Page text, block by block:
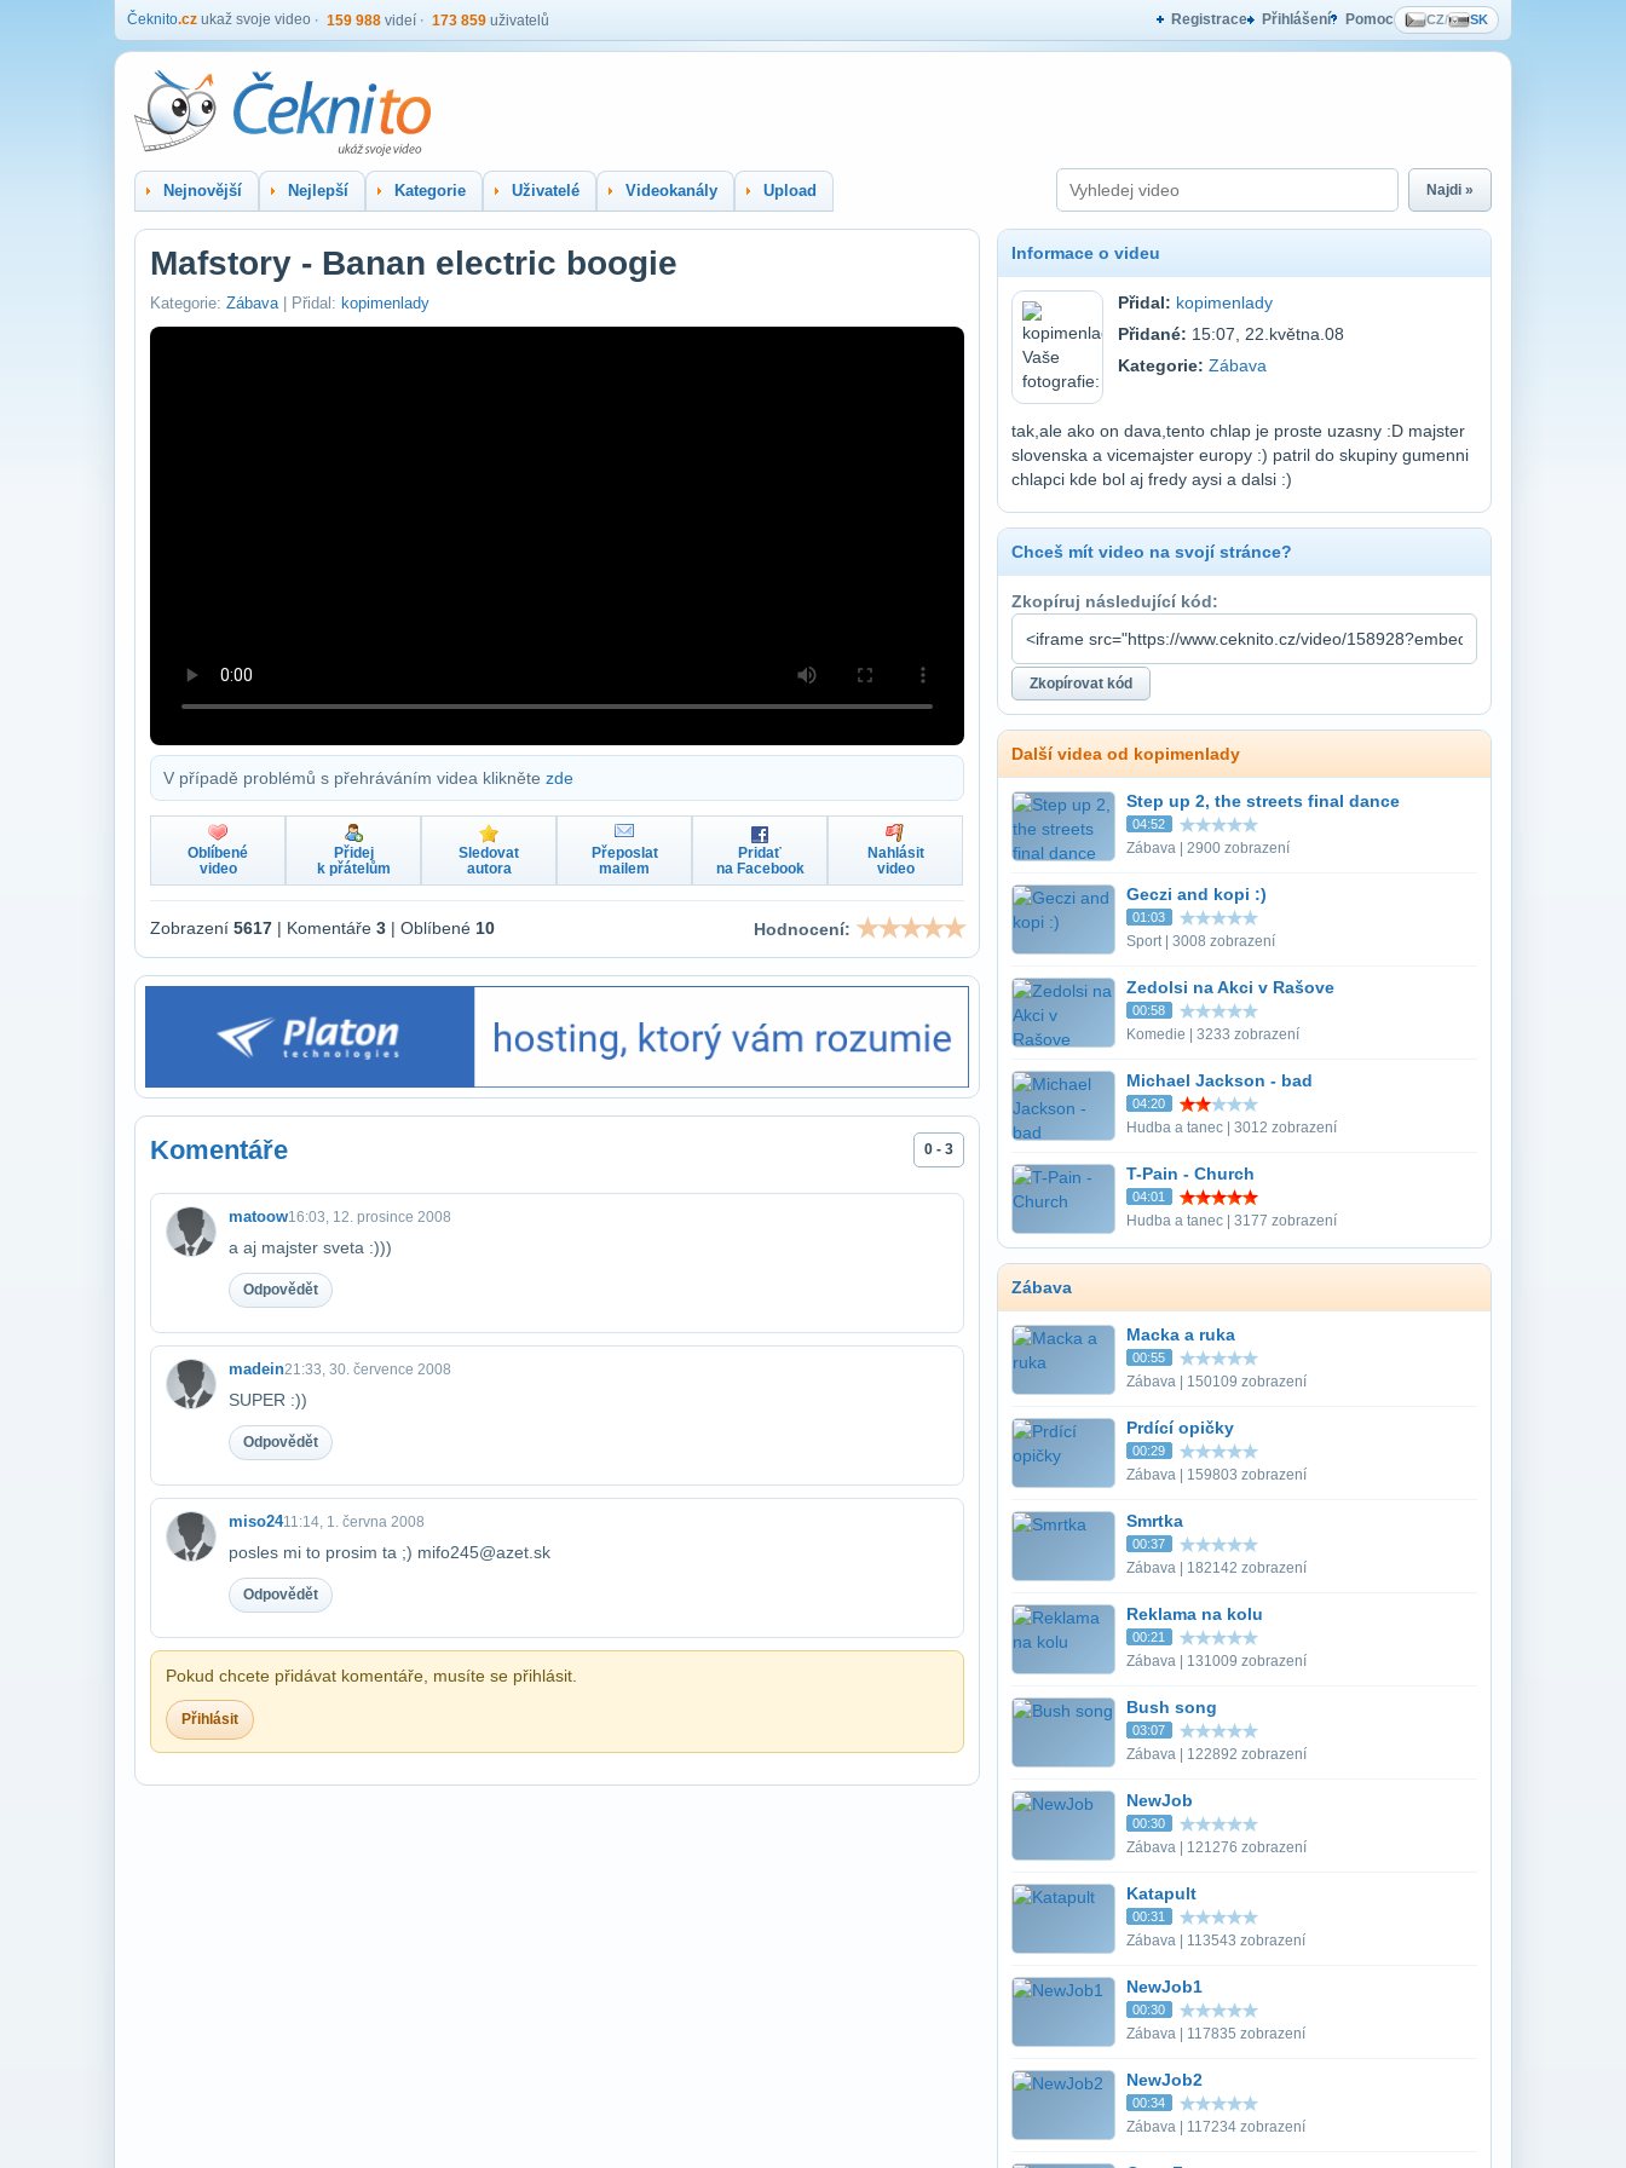
Čeknito.cz ukaž svoje video 159 988 videí 173 859 uživatelů Registrace Přihlášení Pomoc CZ/ SK
Nejnovější Nejlepší Kategorie Uživatelé Videokanály Upload Najdi »
Mafstory - Banan electric boogie
Kategorie: Zábava| Přidal: kopimenlady
V případě problémů s přehráváním videa klikněte zde
Oblíbené
video
Přidej
k přátelům
Sledovat
autora
Přeposlat
mailem
Pridať
na Facebook
Nahlásit
video
Zobrazení 5617 | Komentáře 3 | Oblíbené 10 Hodnocení:
Komentáře 0 - 3
matoow16:03, 12. prosince 2008
a aj majster sveta :)))
Odpovědět
madein21:33, 30. července 2008
SUPER :))
Odpovědět
miso2411:14, 1. června 2008
posles mi to prosim ta ;) mifo245@azet.sk
Odpovědět
Pokud chcete přidávat komentáře, musíte se přihlásit.
Přihlásit
Informace o videu
Přidal: kopimenlady
Přidané: 15:07, 22.května.08
Kategorie: Zábava
tak,ale ako on dava,tento chlap je proste uzasny :D majster
slovenska a vicemajster europy :) patril do skupiny gumenni
chlapci kde bol aj fredy aysi a dalsi :)
Chceš mít video na svojí stránce?
Zkopíruj následující kód:
Další videa od kopimenlady
Step up 2, the streets final dance
04:52
Zábava | 2900 zobrazení
Geczi and kopi :)
01:03
Sport | 3008 zobrazení
Zedolsi na Akci v Rašove
00:58
Komedie | 3233 zobrazení
Michael Jackson - bad
04:20
Hudba a tanec | 3012 zobrazení
T-Pain - Church
04:01
Hudba a tanec | 3177 zobrazení
Zábava
Macka a ruka
00:55
Zábava | 150109 zobrazení
Prdící opičky
00:29
Zábava | 159803 zobrazení
Smrtka
00:37
Zábava | 182142 zobrazení
Reklama na kolu
00:21
Zábava | 131009 zobrazení
Bush song
03:07
Zábava | 122892 zobrazení
NewJob
00:30
Zábava | 121276 zobrazení
Katapult
00:31
Zábava | 113543 zobrazení
NewJob1
00:30
Zábava | 117835 zobrazení
NewJob2
00:34
Zábava | 117234 zobrazení